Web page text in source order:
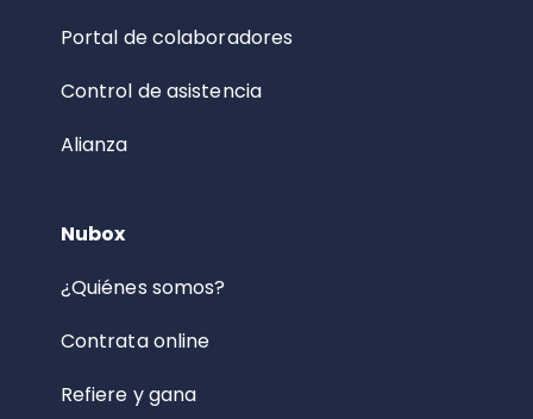
Portal de colaboradores
Control de asistencia
Alianza
Nubox
¿Quiénes somos?
Contrata online
Refiere y gana